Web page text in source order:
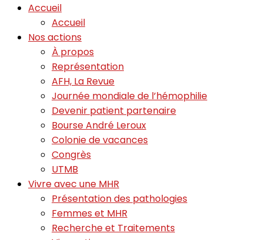
Accueil
Accueil
Nos actions
À propos
Représentation
AFH, La Revue
Journée mondiale de l’hémophilie
Devenir patient partenaire
Bourse André Leroux
Colonie de vacances
Congrès
UTMB
Vivre avec une MHR
Présentation des pathologies
Femmes et MHR
Recherche et Traitements